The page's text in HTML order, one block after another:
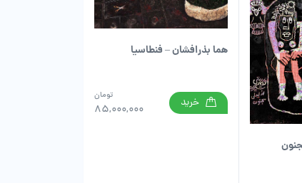
هما بذرافشان – فنطاسیا
85,000,000
تومان خرید